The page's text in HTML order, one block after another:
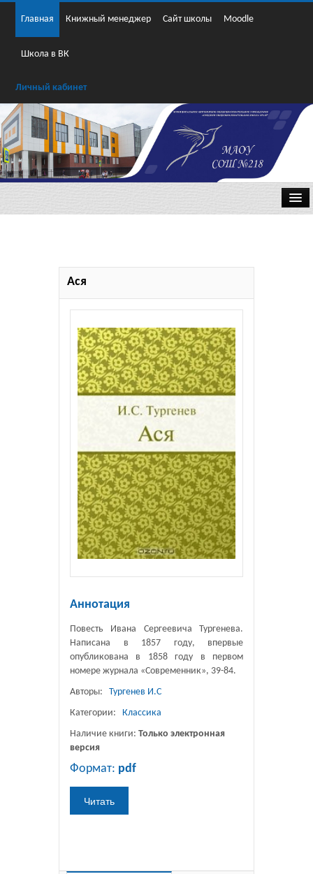
Главная Книжный менеджер Сайт школы Moodle
Школа в ВК
Личный кабинет
Ася
Аннотация
Повесть Ивана Сергеевича Тургенева.
Написана в 1857 году, впервые
опубликована в 1858 году в первом
номере журнала «Современник», 39-84.
Авторы: Тургенев И.С
Категории:
Классика
Наличие книги: Только электронная
версия
Формат: pdf